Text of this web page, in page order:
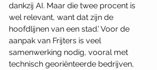
dankzij AI. Maar die twee procent is
wel relevant, want dat zijn de
hoofdlijnen van een stad.’ Voor de
aanpak van Frijters is veel
samenwerking nodig, vooral met
technisch georiënteerde bedrijven,